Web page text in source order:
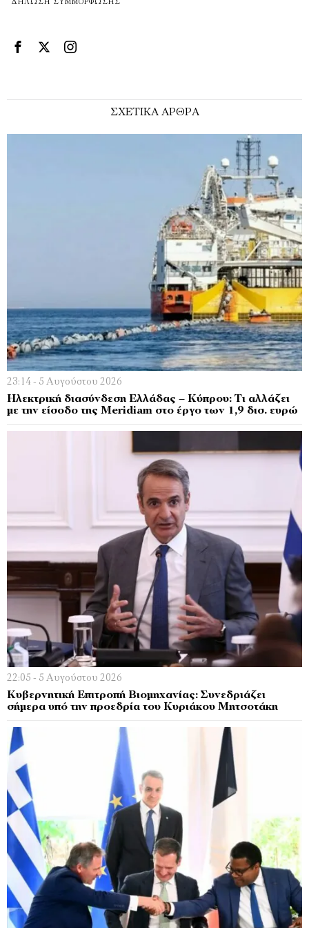
ΔΉΛΩΣΗ ΣΥΜΜΌΡΦΩΣΗΣ
ΣΧΕΤΙΚΑ ΑΡΘΡΑ
23:14 - 5 Αυγούστου 2026
Ηλεκτρική διασύνδεση Ελλάδας – Κύπρου: Τι αλλάζει
με την είσοδο της Meridiam στο έργο των 1,9 δισ. ευρώ
22:05 - 5 Αυγούστου 2026
Κυβερνητική Επιτροπή Βιομηχανίας: Συνεδριάζει
σήμερα υπό την προεδρία του Κυριάκου Μητσοτάκη